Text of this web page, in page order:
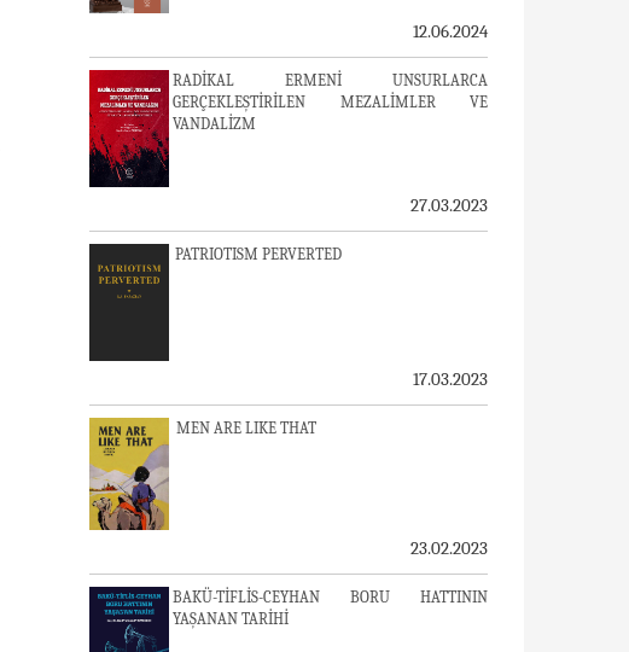
12.06.2024
RADİKAL ERMENİ UNSURLARCA
GERÇEKLEŞTİRİLEN MEZALİMLER VE
VANDALİZM
27.03.2023
PATRIOTISM PERVERTED
17.03.2023
MEN ARE LIKE THAT
23.02.2023
BAKÜ-TİFLİS-CEYHAN BORU HATTININ
YAŞANAN TARİHİ